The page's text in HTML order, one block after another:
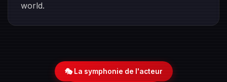
world.
🎭 La symphonie de l'acteur